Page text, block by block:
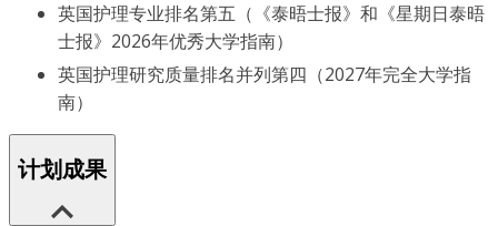
英国护理专业排名第五（《泰晤士报》和《星期日泰晤
士报》2026年优秀大学指南）
英国护理研究质量排名并列第四（2027年完全大学指
南）
计划成果